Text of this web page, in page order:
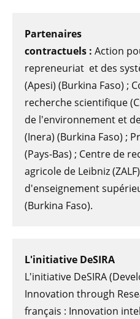
Partenaires
contractuels : Action
repreneuriat et des
(Apesi) (Burkina Faso) ;
recherche scientifique
de l'environnement et
(Inera) (Burkina Faso) ;
(Pays-Bas) ; Centre de
agricole de Leibniz
d'enseignement
(Burkina Faso).
L'initiative DeSIRA
L'initiative DeSIRA
Innovation through
français : Innovation